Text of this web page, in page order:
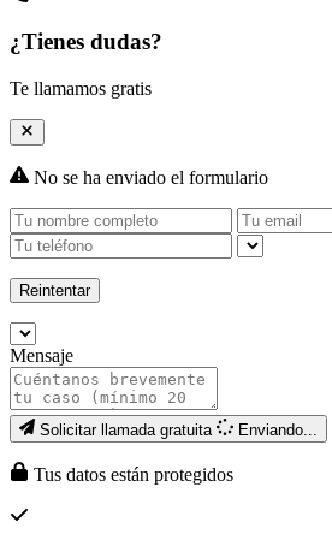
¿Tienes dudas?
Te llamamos gratis
No se ha enviado el formulario
Reintentar
Mensaje
Solicitar llamada gratuita Enviando...
Tus datos están protegidos